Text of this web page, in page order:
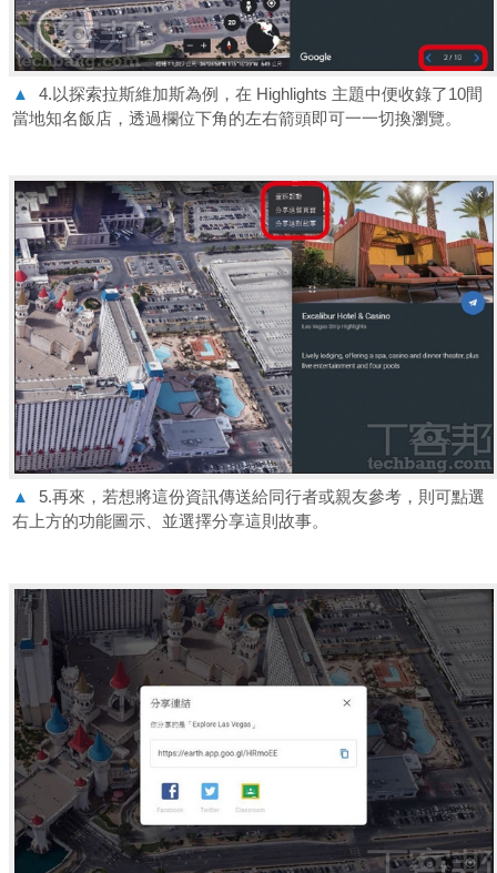
▲
4.以探索拉斯維加斯為例，在 Highlights 主題中便收錄了10間
當地知名飯店，透過欄位下角的左右箭頭即可一一切換瀏覽。
▲
5.再來，若想將這份資訊傳送給同行者或親友參考，則可點選
右上方的功能圖示、並選擇分享這則故事。